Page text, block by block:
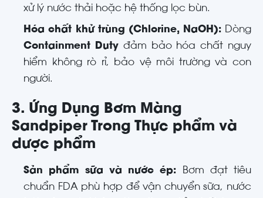
xử lý nước thải hoặc hệ thống lọc bùn.
Hóa chất khử trùng (Chlorine, NaOH):Dòng
Containment Dutyđảm bảo hóa chất nguy
hiểm không rò rỉ, bảo vệ môi trường và con
người.
3. Ứng Dụng Bơm Màng
Sandpiper Trong Thực phẩm và
dược phẩm
Sản phẩm sữa và nước ép: Bơm đạt tiêu
chuẩn FDA phù hợp để vận chuyển sữa, nước